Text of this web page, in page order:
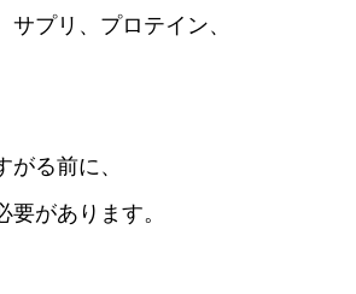
サプリ、プロテイン、
がる前に、
要があります。